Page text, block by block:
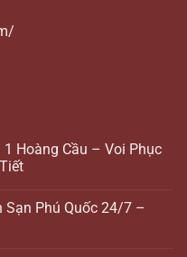
Hoàng Cầu – Voi Phục
Sạn Phú Quốc 24/7 –